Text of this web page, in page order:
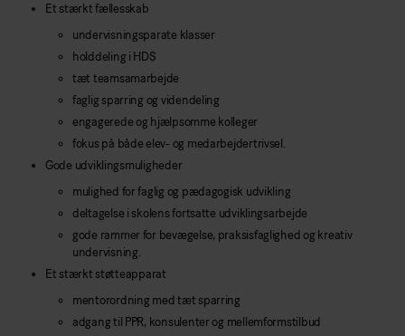
Et stærkt fællesskab
undervisningsparate klasser
holddeling i HDS
tæt teamsamarbejde
faglig sparring og videndeling
engagerede og hjælpsomme kolleger
fokus på både elev- og medarbejdertrivsel.
Gode udviklingsmuligheder
mulighed for faglig og pædagogisk udvikling
deltagelse i skolens fortsatte udviklingsarbejde
gode rammer for bevægelse, praksisfaglighed og kreativ
undervisning.
Et stærkt støtteapparat
mentorordning med tæt sparring
adgang til PPR, konsulenter og mellemformstilbud